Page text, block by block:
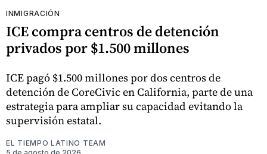
INMIGRACIÓN
ICE compra centros de detención
privados por $1.500 millones
ICE pagó $1.500 millones por dos centros de
detención de CoreCivic en California, parte de una
estrategia para ampliar su capacidad evitando la
supervisión estatal.
EL TIEMPO LATINO TEAM